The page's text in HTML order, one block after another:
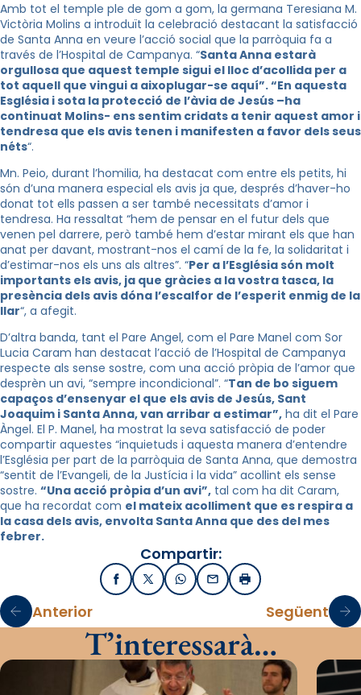
Amb tot el temple ple de gom a gom, la germana Teresiana M.
Victòria Molins a introduït la celebració destacant la satisfacció
de Santa Anna en veure l’acció social que la parròquia fa a
través de l’Hospital de Campanya. “Santa Anna estarà
orgullosa que aquest temple sigui el lloc d’acollida per a
tot aquell que vingui a aixoplugar-se aquí”. “En aquesta
Església i sota la protecció de l’àvia de Jesús –ha
continuat Molins- ens sentim cridats a tenir aquest amor i
tendresa que els avis tenen i manifesten a favor dels seus
néts“.
Mn. Peio, durant l’homilia, ha destacat com entre els petits, hi
són d’una manera especial els avis ja que, després d’haver-ho
donat tot ells passen a ser també necessitats d’amor i
tendresa. Ha ressaltat “hem de pensar en el futur dels que
venen pel darrere, però també hem d’estar mirant els que han
anat per davant, mostrant-nos el camí de la fe, la solidaritat i
d’estimar-nos els uns als altres”. “Per a l’Església són molt
importants els avis, ja que gràcies a la vostra tasca, la
presència dels avis dóna l’escalfor de l’esperit enmig de la
llar“, a afegit.
D’altra banda, tant el Pare Angel, com el Pare Manel com Sor
Lucia Caram han destacat l’acció de l’Hospital de Campanya
respecte als sense sostre, com una acció pròpia de l’amor que
desprèn un avi, “sempre incondicional”. “Tan de bo siguem
capaços d’ensenyar el que els avis de Jesús, Sant
Joaquim i Santa Anna, van arribar a estimar”, ha dit el Pare
Àngel. El P. Manel, ha mostrat la seva satisfacció de poder
compartir aquestes “inquietuds i aquesta manera d’entendre
l’Església per part de la parròquia de Santa Anna, que demostra
“sentit de l’Evangeli, de la Justícia i la vida” acollint els sense
sostre. “Una acció pròpia d’un avi”, tal com ha dit Caram,
que ha recordat com el mateix acolliment que es respira a
la casa dels avis, envolta Santa Anna que des del mes
febrer.
Compartir:
FacebookX / TwitterWhatsApp
EmailImprimir
Anterior Següent
T’interessarà…